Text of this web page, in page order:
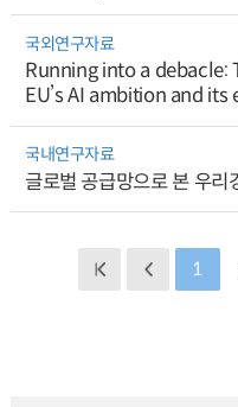
국외연구자료
Running into a
EU’s AI ambition and
국내연구자료
글로벌 공급망으로 본 우리
1